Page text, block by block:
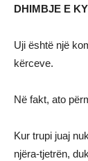
DHIMBJE E
Uji është një
kërceve.
Në fakt, ato
Kur trupi juaj
njëra-tjetrën,